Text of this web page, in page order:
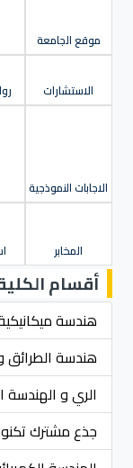
موقع الجامعة
الاستشارات
الاجابات النموذجية
المخابر
أقسام
هندسة
هندسة الطرائق
الري و الهندسة
جذع مشترك